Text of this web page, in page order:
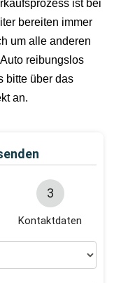
ist bei
bereiten immer
um alle anderen
reibungslos
bitte über das
an.